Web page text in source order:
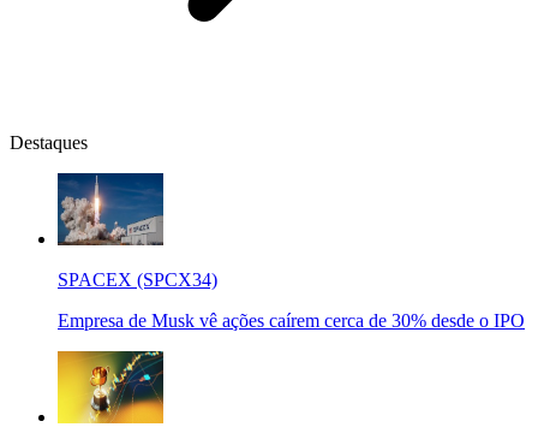
Destaques
SPACEX (SPCX34)
Empresa de Musk vê ações caírem cerca de 30% desde o IPO